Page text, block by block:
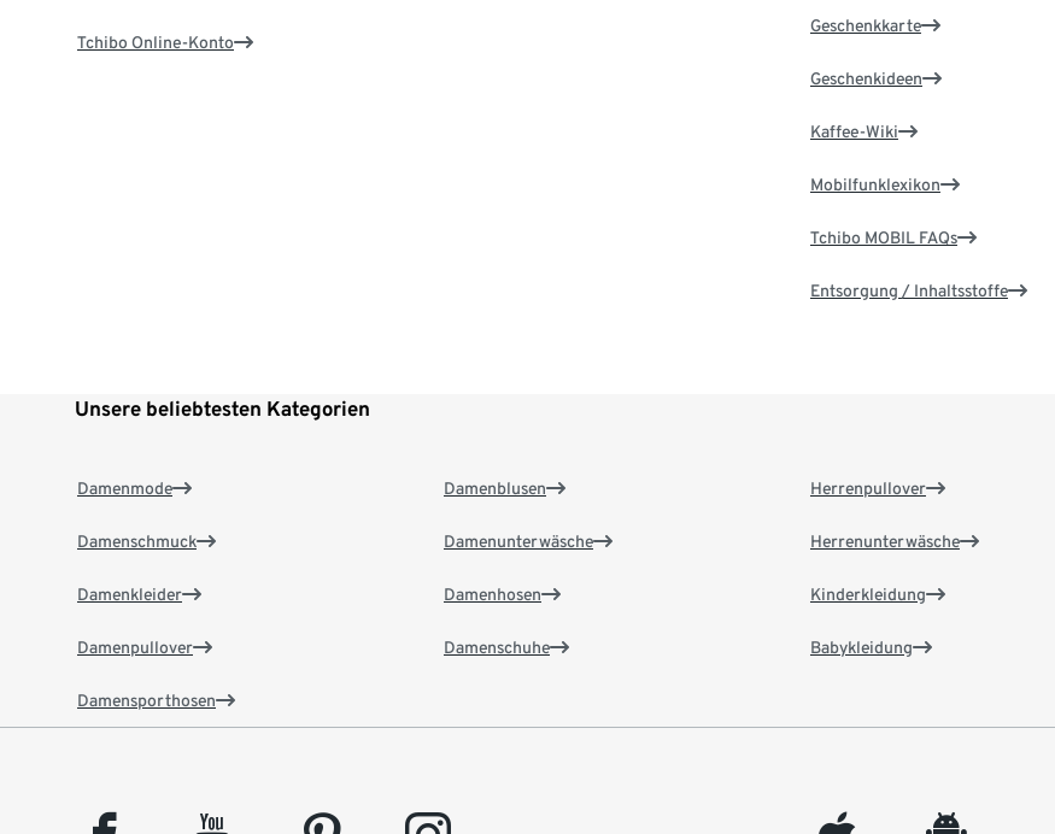
Tchibo Online-Konto
Geschenkkarte
Geschenkideen
Kaffee-Wiki
Mobilfunklexikon
Tchibo MOBIL FAQs
Entsorgung / Inhaltsstoffe
Unsere beliebtesten Kategorien
Damenmode
Damenschmuck
Damenkleider
Damenpullover
Damensporthosen
Damenblusen
Damenunterwäsche
Damenhosen
Damenschuhe
Herrenpullover
Herrenunterwäsche
Kinderkleidung
Babykleidung